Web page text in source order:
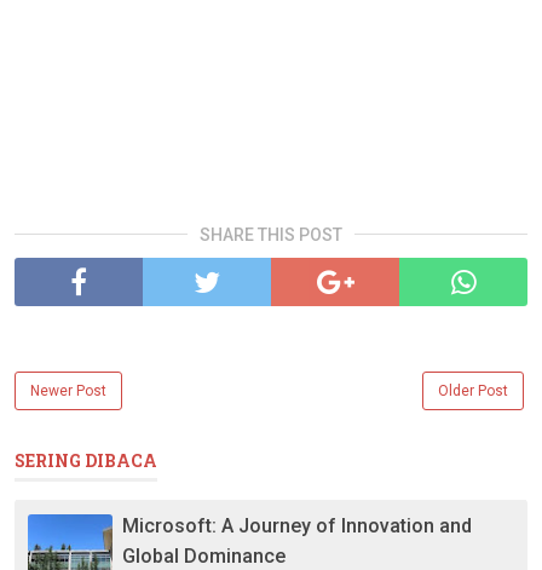
SHARE THIS POST
Newer Post Older Post
SERING DIBACA
Microsoft: A Journey of Innovation and
Global Dominance